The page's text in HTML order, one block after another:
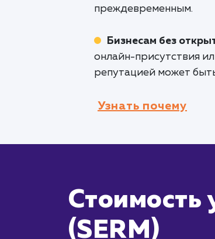
преждевременным.
Бизнесам без
онлайн-присутствия
репутацией может
Узнать почему
Стоимость
(SERM)